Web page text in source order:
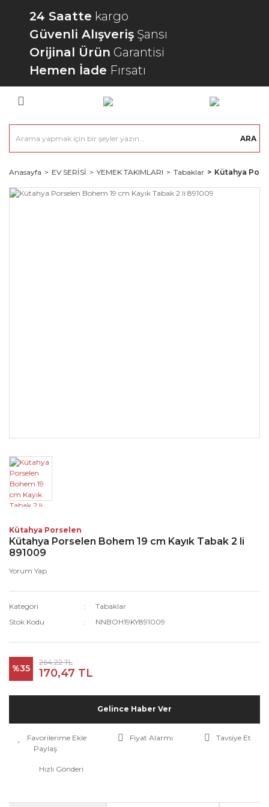
24 Saatte kargo
Güvenli Alışveriş Şansı
Orijinal Ürün Garantisi
Hemen İade Fırsatı
ARA
Anasayfa EV SERİSİ YEMEK TAKIMLARI Tabaklar Kütahya
Kütahya Porselen
Kütahya Porselen Bohem 19 cm Kayık Tabak 2 li
891009
Yorum Yap
Kategori
Tabaklar
Stok Kodu
NNBOH19KY891009
%35
264,22 TL
170,47 TL
Gelince Haber Ver
Fiyat Alarmı
Tavsiye Et
Paylaş
Hızlı Gönderi